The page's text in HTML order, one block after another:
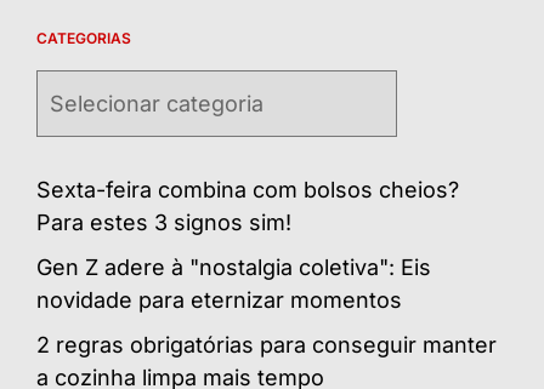
CATEGORIAS
Sexta-feira combina com bolsos cheios?
Para estes 3 signos sim!
Gen Z adere à "nostalgia coletiva": Eis
novidade para eternizar momentos
2 regras obrigatórias para conseguir manter
a cozinha limpa mais tempo